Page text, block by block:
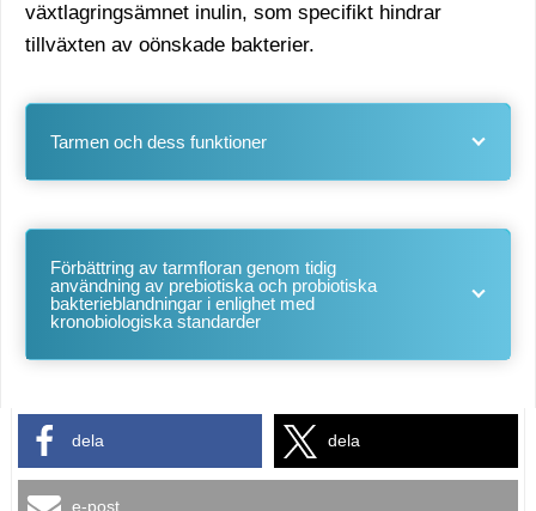
växtlagringsämnet inulin, som specifikt hindrar
tillväxten av oönskade bakterier.
Tarmen och dess funktioner
Förbättring av tarmfloran genom tidig
användning av prebiotiska och probiotiska
bakterieblandningar i enlighet med
kronobiologiska standarder
dela dela
e-post